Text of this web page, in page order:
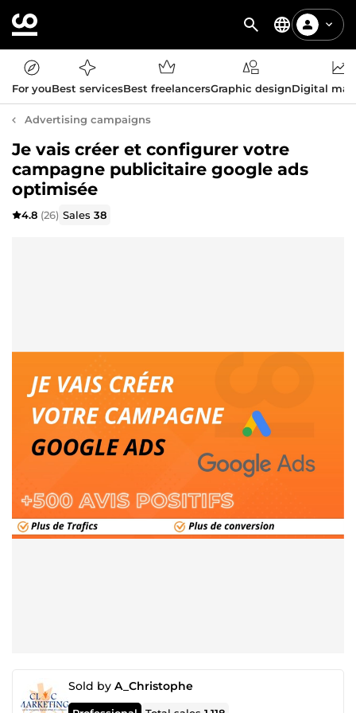
For youBest servicesBest freelancersGraphic designDigital
Advertising campaigns
Je vais créer et configurer votre
campagne publicitaire google ads
optimisée
4.8 (26) Sales38
Sold by A_Christophe